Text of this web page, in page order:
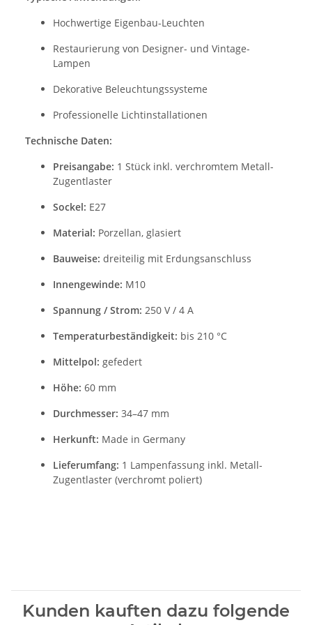
Hochwertige Eigenbau-Leuchten
Restaurierung von Designer- und Vintage-
Lampen
Dekorative Beleuchtungssysteme
Professionelle Lichtinstallationen
Technische Daten:
Preisangabe: 1 Stück inkl. verchromtem Metall-
Zugentlaster
Sockel: E27
Material: Porzellan, glasiert
Bauweise: dreiteilig mit Erdungsanschluss
Innengewinde: M10
Spannung / Strom: 250 V / 4 A
Temperaturbeständigkeit: bis 210 °C
Mittelpol: gefedert
Höhe: 60 mm
Durchmesser: 34–47 mm
Herkunft: Made in Germany
Lieferumfang: 1 Lampenfassung inkl. Metall-
Zugentlaster (verchromt poliert)
Kunden kauften dazu folgende